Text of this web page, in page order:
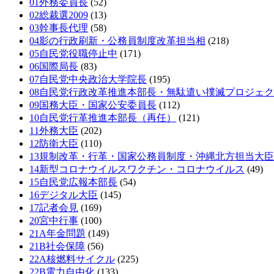
01外務委員長 (52)
02総裁選2009 (13)
03幹事長代理 (58)
04影の行政刷新・公務員制度改革担当相 (218)
05自民党役職停止中 (171)
06国際局長 (83)
07自民党中央政治大学院長 (195)
08自民党行政改革推進本部長・無駄遣い撲滅プロジェク
09国務大臣・国家公安委員長 (112)
10自民党行革推進本部長（再任）
(121)
11外務大臣 (202)
12防衛大臣 (110)
13規制改革・行革・国家公務員制度・沖縄北方担当大臣
14新型コロナウイルスワクチン・コロナウイルス (49)
15自民党広報本部長 (54)
16デジタル大臣 (145)
17記者会見 (169)
20宮中行事 (100)
21A年金問題 (149)
21B社会保障 (56)
22A核燃料サイクル (225)